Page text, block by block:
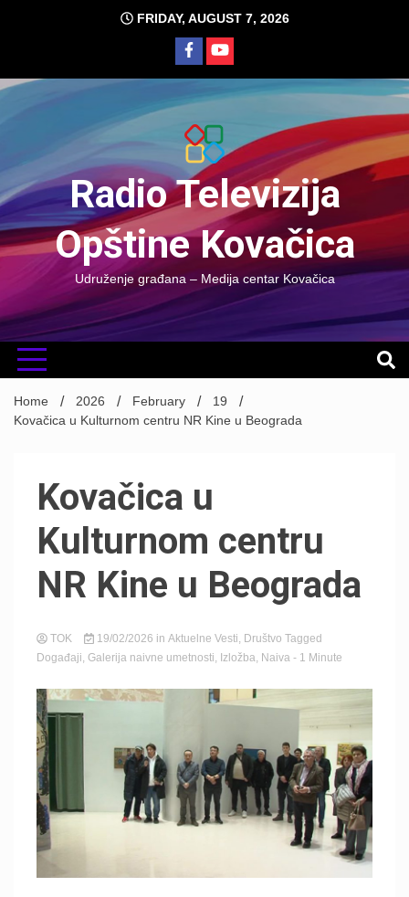
FRIDAY, AUGUST 7, 2026
Radio Televizija
Opštine Kovačica
Udruženje građana – Medija centar Kovačica
Home 2026 February
19
Kovačica u Kulturnom centru NR Kine u Beograda
Kovačica u
Kulturnom centru
NR Kine u Beograda
TOK 19/02/2026 in Aktuelne Vesti, Društvo Tagged
Događaji, Galerija naivne umetnosti, Izložba, Naiva - 1 Minute